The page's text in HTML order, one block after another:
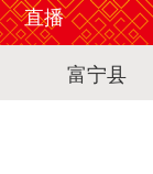
直播
富宁县